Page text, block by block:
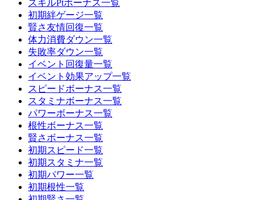
スキルPtボーナス一覧
初期絆ゲージ一覧
賢さ友情回復一覧
体力消費ダウン一覧
失敗率ダウン一覧
イベント回復量一覧
イベント効果アップ一覧
スピードボーナス一覧
スタミナボーナス一覧
パワーボーナス一覧
根性ボーナス一覧
賢さボーナス一覧
初期スピード一覧
初期スタミナ一覧
初期パワー一覧
初期根性一覧